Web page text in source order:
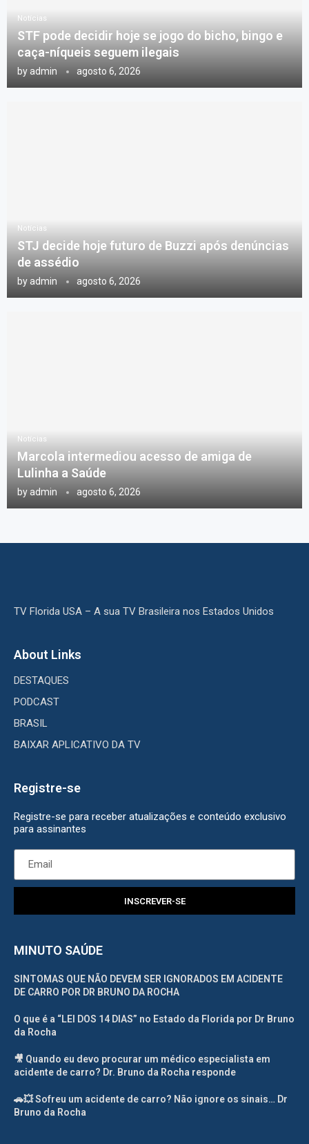
Notícias
STF pode decidir hoje se jogo do bicho, bingo e
caça-níqueis seguem ilegais
by admin agosto 6, 2026
Notícias
STJ decide hoje futuro de Buzzi após denúncias
de assédio
byadmin agosto 6, 2026
Notícias
Marcola intermediou acesso de amiga de
Lulinha a Saúde
by admin agosto 6, 2026
TV Florida USA – A sua TV Brasileira nos Estados Unidos
About Links
DESTAQUES
PODCAST
BRASIL
BAIXAR APLICATIVO DA TV
Registre-se
Registre-se para receber atualizações e conteúdo exclusivo
para assinantes
INSCREVER-SE
MINUTO SAÚDE
SINTOMAS QUE NÃO DEVEM SER IGNORADOS EM ACIDENTE
DE CARRO POR DR BRUNO DA ROCHA
O que é a “LEI DOS 14 DIAS” no Estado da Florida por Dr Bruno
da Rocha
🎥 Quando eu devo procurar um médico especialista em
acidente de carro? Dr. Bruno da Rocha responde
🚗💥 Sofreu um acidente de carro? Não ignore os sinais… Dr
Bruno da Rocha